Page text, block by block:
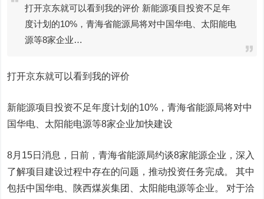
打开京东就可以看到我的评价 新能源项目投资不足年
度计划的10%，青海省能源局将对中国华电、太阳能电
源等8家企业…
打开京东就可以看到我的评价
新能源项目投资不足年度计划的10%，青海省能源局将对中
国华电、太阳能电源等8家企业加快建设
8月15日消息，日前，青海省能源局约谈8家能源企业，深入
了解项目建设过程中存在的问题，推动投资任务完成。 其中
包括中国华电、陕西煤炭集团、太阳能电源等企业。 对于洽